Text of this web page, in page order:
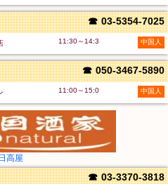
☎ 03-5354-7025
11:30～14:3 中国人
☎ 050-3467-5890
11:00～15:0 中国人
日高屋
☎ 03-3370-3818